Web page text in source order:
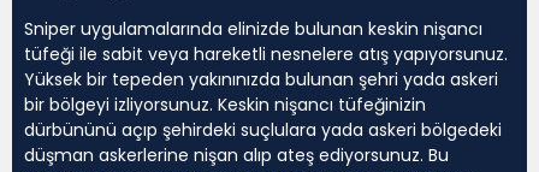
Sniper uygulamalarında elinizde bulunan keskin nişancı
tüfeği ile sabit veya hareketli nesnelere atış yapıyorsunuz.
Yüksek bir tepeden yakınınızda bulunan şehri yada askeri
bir bölgeyi izliyorsunuz. Keskin nişancı tüfeğinizin
dürbününü açıp şehirdeki suçlulara yada askeri bölgedeki
düşman askerlerine nişan alıp ateş ediyorsunuz. Bu